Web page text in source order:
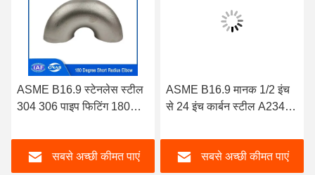
ASME B16.9 स्टेनलेस स्टील
304 306 पाइप फिटिंग 180D
ओबीएम
सबसे अच्छी कीमत पाएं
ASME B16.9 मानक 1/2 इंच
से 24 इंच कार्बन स्टील A234
त्रिज्या कोहनी SCH 40
सबसे अच्छी कीमत पाएं